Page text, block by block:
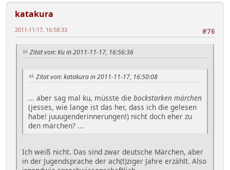
katakura
#76
2011-11-17, 16:58:33
Zitat von: Ku in 2011-11-17, 16:56:36
Zitat von: katakura in 2011-11-17, 16:50:08
... aber sag mal ku, müsste die bockstarken märchen
(jesses, wie lange ist das her, dass ich die gelesen
habe! juuugenderinnerungen!) nicht doch eher zu
den märchen? ...
Ich weiß nicht. Das sind zwar deutsche Märchen, aber
in der Jugendsprache der ach(t)ziger Jahre erzählt. Also